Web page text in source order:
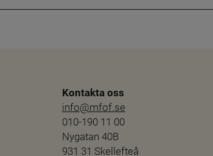
Kontakta oss
info@mfof.se
010-190 11 00
Nygatan 40B
931 31 Skellefteå